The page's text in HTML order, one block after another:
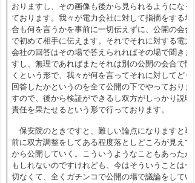
おりますし、その画像も後から見られるようになっ
ております。我々が電力会社に対して指摘をする場
合も何を言うかを事前に一切伝えずに、公開の会合
で初めて相手に伝えます。それでそれに対する電力
会社の回答はその場で答えられればその場で聞きま
すし、無理であればまたそれは別の公開の会合で聞
くという形で、我々が何を言ってそれに対してどう
回答したかというのを全て公開の下でやっておりま
すので、後から検証ができるし双方がしっかり説明
責任を果たせるという形で行っております。
保安院のときですと、難しい論点になりますと事
前に双方調整をしてある程度落としどころが見えて
から公開していく。こういうようなこともあったか
もしれないのですけれども、今はそういうことは一
切なくて、全くガチンコで公開の場で議論をしてい